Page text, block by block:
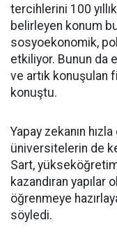
tercihlerini 100
belirleyen konum
sosyoekonomik,
etkiliyor. Bunun da
ve artık konuşulan
konuştu.
Yapay zekanın
üniversitelerin de
Sart,
kazandıran
öğrenmeye
söyledi.